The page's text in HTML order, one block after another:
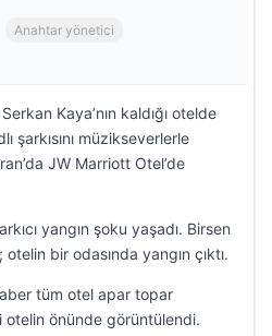
Anahtar yönetici
Kaya’nın kaldığı otelde
şarkısını müzikseverlerle
JW Marriott Otel’de
yangın şoku yaşadı. Birsen
bir odasında yangın çıktı.
tüm otel apar topar
otelin önünde görüntülendi.